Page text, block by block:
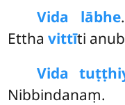
Vida lābhe
Etthavittīti
Vida